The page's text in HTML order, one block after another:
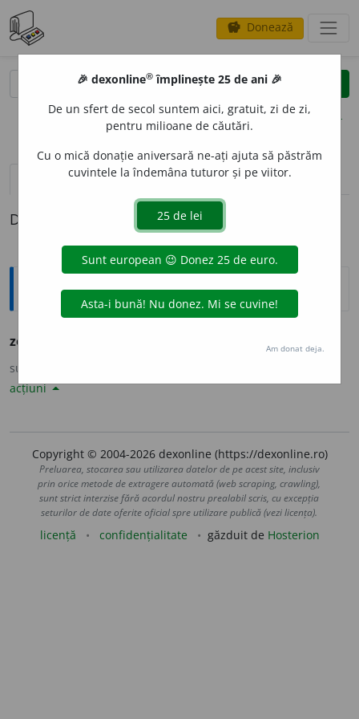
savings Donează
clear
opțiuni
definiții (1) pronunțievolume_up (4)
Definiția cu ID-ul 1094044:
Sinonime
zol
sursa:
acțiuni
Copyright © 2004-2026 dexonline (https://dexonline.ro)
Preluarea, stocarea sau utilizarea datelor de pe acest site, inclusiv
prin orice metode de extragere automată (web scraping, crawling),
sunt strict interzise fără acordul nostru prealabil scris, cu excepția
seturilor de date oferite oficial spre utilizare publică (vezi licența).
licență confidențialitate găzduit de Hosterion
🎉 dexonline® împlinește 25 de ani 🎉
De un sfert de secol suntem aici, gratuit, zi de zi,
pentru milioane de căutări.
Cu o mică donație aniversară ne-ați ajuta să păstrăm
cuvintele la îndemâna tuturor și pe viitor.
Am donat deja.